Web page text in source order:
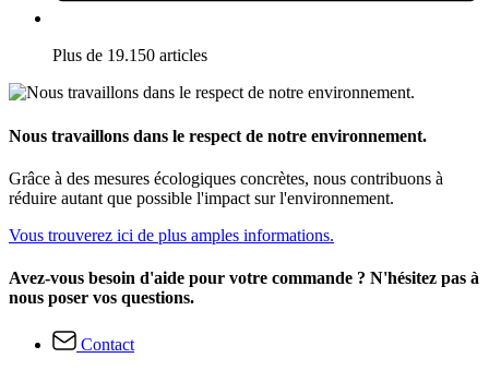
Plus de 19.150 articles
Nous travaillons dans le respect de notre environnement.
Grâce à des mesures écologiques concrètes, nous contribuons à
réduire autant que possible l'impact sur l'environnement.
Vous trouverez ici de plus amples informations.
Avez-vous besoin d'aide pour votre commande ? N'hésitez pas à
nous poser vos questions.
Contact